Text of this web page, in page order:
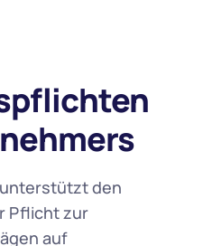
den
Pflicht zur
auf